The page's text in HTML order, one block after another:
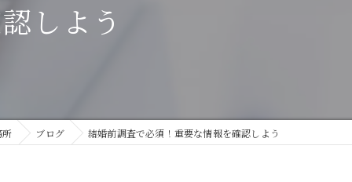
しよう
所 ブログ 結婚前調査で必須！重要な情報を確認しよう